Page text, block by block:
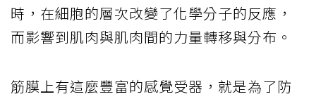
時，在細胞的層次改變了化學分子的反應，
而影響到肌肉與肌肉間的力量轉移與分布。
筋膜上有這麼豐富的感覺受器，就是為了防